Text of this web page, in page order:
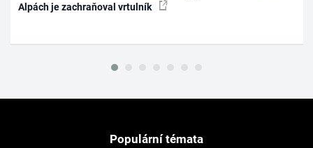
Alpách je zachraňoval vrtulník
Populární témata